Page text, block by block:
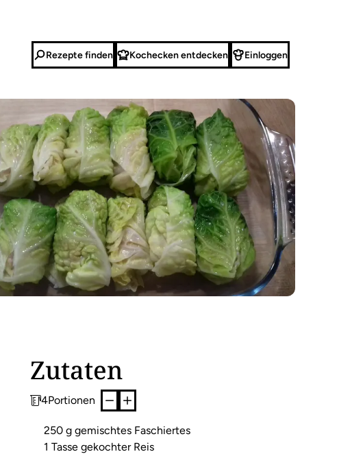
Rezepte finden Kochecken entdecken Einloggen
Zutaten
4Portionen
250 g gemischtes Faschiertes
1 Tasse gekochter Reis